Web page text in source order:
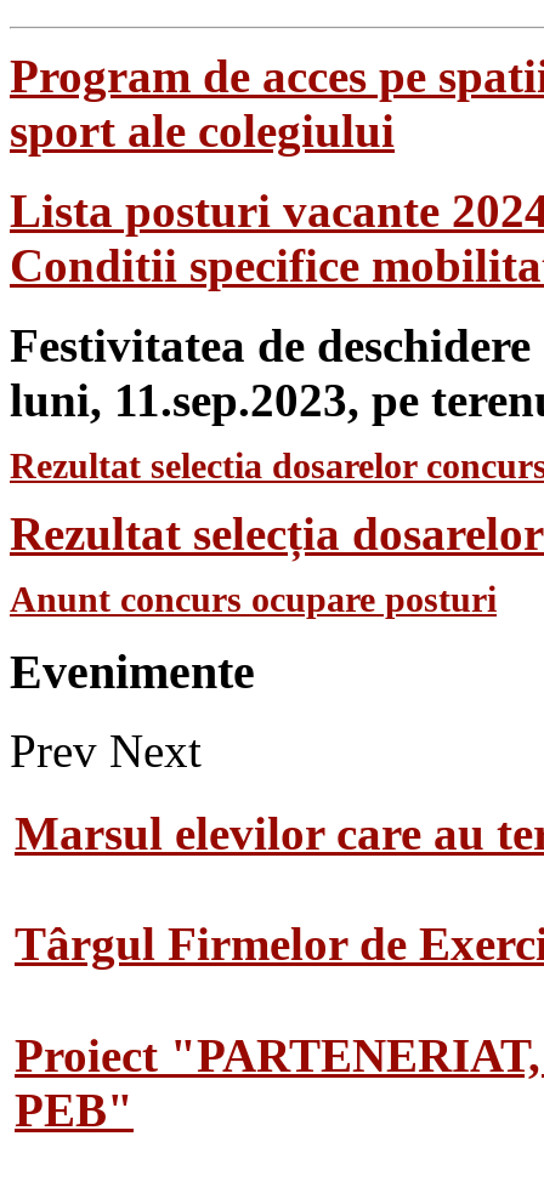
Program de acces pe
sport ale colegiului
Lista posturi vacante
Conditii specifice
Festivitatea de
luni, 11.sep.2023, pe
Rezultat selectia dosarelor
Rezultat selecția
Anunt concurs ocupare posturi
Evenimente
Prev Next
Marsul elevilor care au
Târgul Firmelor de
Proiect
PEB"